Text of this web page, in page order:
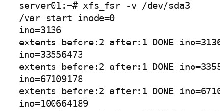
server01:~# xfs_fsr -v /dev/sda3
/var start inode=0
ino=3136
extents before:2 after:1 DONE
ino=33556473
extents before:2 after:1 DONE
ino=67109178
extents before:2 after:1 DONE
ino=100664189